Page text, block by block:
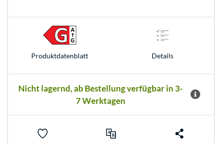
Produkt­datenblatt Details
Nicht lagernd, ab Bestellung verfügbar in 3-
7 Werktagen